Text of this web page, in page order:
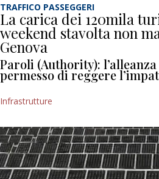
TRAFFICO PASSEGGERI
La carica dei 120mila
weekend stavolta non
Genova
Paroli (Authority):
permesso di reggere
Infrastrutture